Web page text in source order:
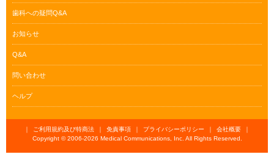
歯科への疑問Q&A
お知らせ
Q&A
問い合わせ
ヘルプ
｜ ご利用規約及び特商法 ｜ 免責事項 ｜ プライバシーポリシー ｜ 会社概要
｜
Copyright © 2006-2026 Medical Communications, Inc. All Rights Reserved.